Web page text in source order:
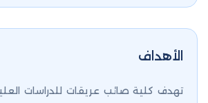
الأهداف
تهدف كلية صائب عريقات للدراسات